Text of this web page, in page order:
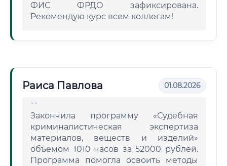
ФИС ФРДО зафиксирована.
Рекомендую курс всем коллегам!
Раиса Павлова 01.08.2026
Закончила программу «Судебная
криминалистическая экспертиза
материалов, веществ и изделий»
объемом 1010 часов за 52000 рублей.
Программа помогла освоить методы